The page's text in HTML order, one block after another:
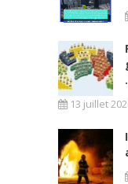
13 juillet